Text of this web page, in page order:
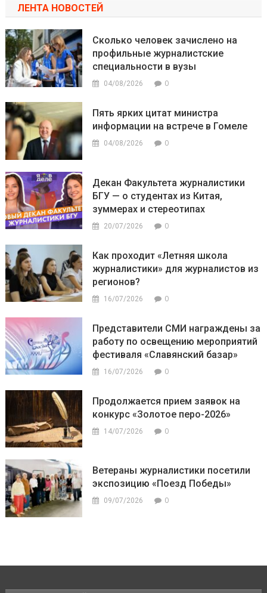
ЛЕНТА НОВОСТЕЙ
Сколько человек зачислено на
профильные журналистские
специальности в вузы
04/08/2026 0
Пять ярких цитат министра
информации на встрече в Гомеле
04/08/2026 0
Декан Факультета журналистики
БГУ — о студентах из Китая,
зуммерах и стереотипах
20/07/2026 0
Как проходит «Летняя школа
журналистики» для журналистов из
регионов?
16/07/2026 0
Представители СМИ награждены за
работу по освещению мероприятий
фестиваля «Славянский базар»
16/07/2026 0
Продолжается прием заявок на
конкурс «Золотое перо-2026»
14/07/2026 0
Ветераны журналистики посетили
экспозицию «Поезд Победы»
09/07/2026 0